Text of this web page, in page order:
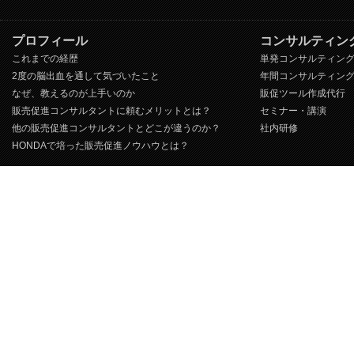
プロフィール
これまでの経歴
2度の脳出血を通して気づいたこと
なぜ、教えるのが上手いのか
販売促進コンサルタントに頼むメリットとは？
他の販売促進コンサルタントとどこが違うのか？
HONDAで培った販売促進ノウハウとは？
コンサルティン
単発コンサルティング
年間コンサルティング
販促ツール作成代行
セミナー・講演
社内研修